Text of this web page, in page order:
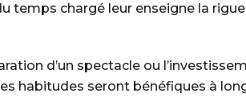
temps chargé leur enseigne la
d’un spectacle ou
habitudes seront bénéfiques à